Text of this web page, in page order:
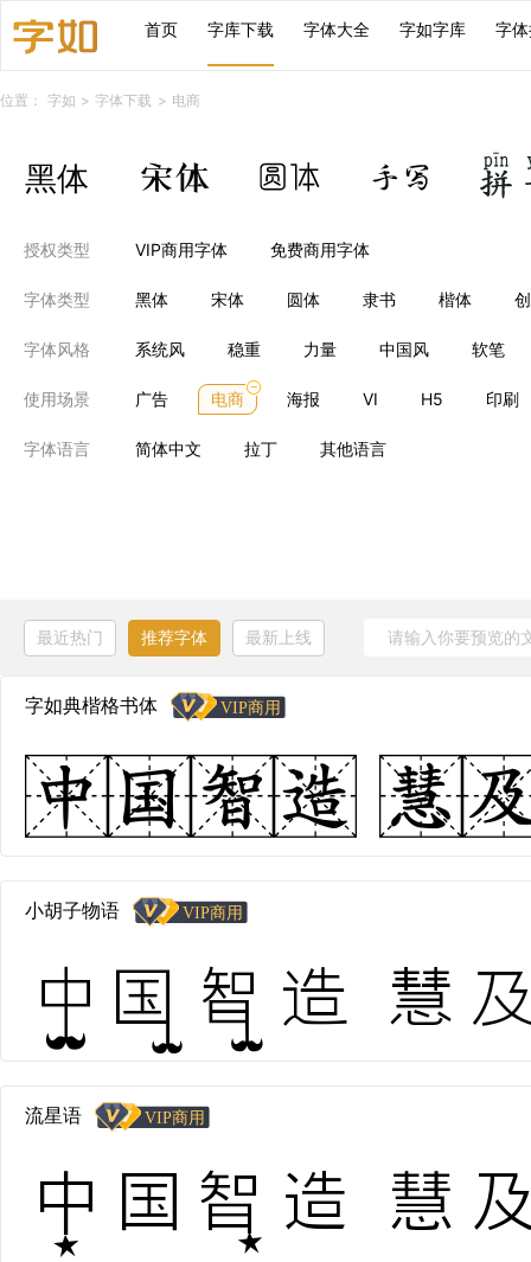
首页 字库下载 字体大全 字如字库 字
位置： 字如 > 字体下载 > 电商
授权类型 VIP商用字体 免费商用字体
字体类型 黑体 宋体 圆体 隶书 楷体
字体风格 系统风 稳重 力量 中国风 软笔
使用场景 广告 电商 海报 VI H5 印刷
字体语言 简体中文 拉丁 其他语言
最近热门 推荐字体 最新上线
字如典楷格书体
中国智造 慧
小胡子物语
中国智造 慧
流星语
中国智造 慧